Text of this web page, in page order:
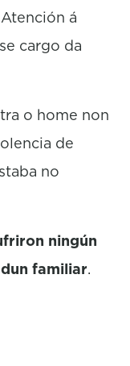
á
cargo da
o home non
de
no
ningún
familiar.